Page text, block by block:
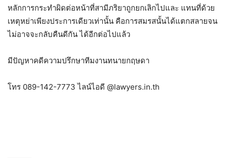
หลักการกระทำผิดต่อหน้าที่สามีภริยาถูกยกเลิกไปและ แทนที่ด้วย
เหตุหย่าเพียงประการเดียวเท่านั้น คือการสมรสนั้นได้แตกสลายจน
ไม่อาจจะกลับคืนดีกัน ได้อีกต่อไปแล้ว
มีปัญหาคดีความปรึกษาทีมงานทนายกฤษดา
โทร 089-142-7773 ไลน์ไอดี @lawyers.in.th